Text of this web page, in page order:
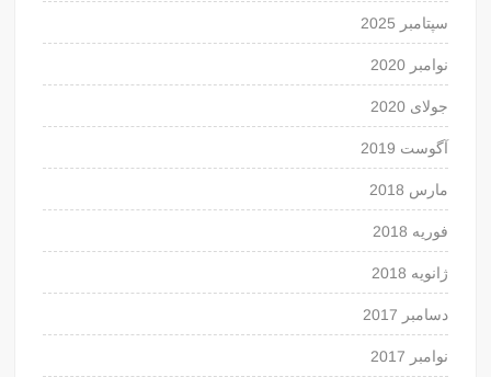
سپتامبر 2025
نوامبر 2020
جولای 2020
آگوست 2019
مارس 2018
فوریه 2018
ژانویه 2018
دسامبر 2017
نوامبر 2017